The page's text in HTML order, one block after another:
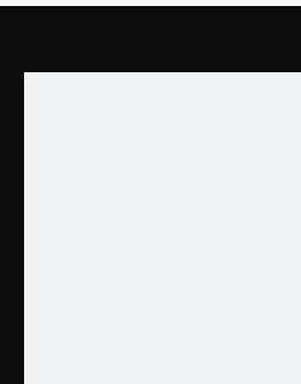
（上48w，下72w）